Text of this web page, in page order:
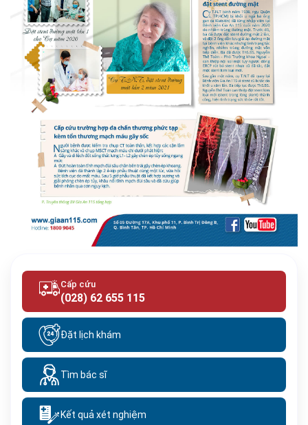
Cấp cứu
(028) 62 655 115
Đặt lịch khám
Tìm bác sĩ
Kết quả xét nghiệm